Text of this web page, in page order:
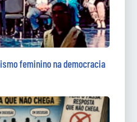
feminino na democracia